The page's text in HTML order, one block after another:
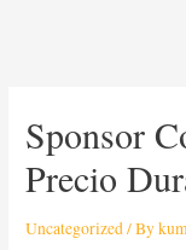
Sponsor
Precio
Uncategorized/ By